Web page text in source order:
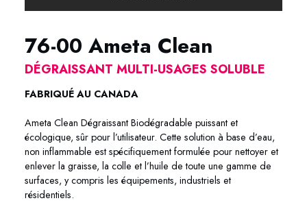
76-00 Ameta Clean
DÉGRAISSANT MULTI-USAGES SOLUBLE
FABRIQUÉ AU CANADA
Ameta Clean Dégraissant Biodégradable puissant et
écologique, sûr pour l’utilisateur. Cette solution à base d’eau,
non inflammable est spécifiquement formulée pour nettoyer et
enlever la graisse, la colle et l’huile de toute une gamme de
surfaces, y compris les équipements, industriels et
résidentiels.